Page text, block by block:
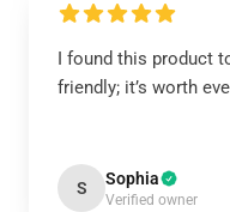
I found this product
friendly; it’s worth
S Sophia
Verified owner